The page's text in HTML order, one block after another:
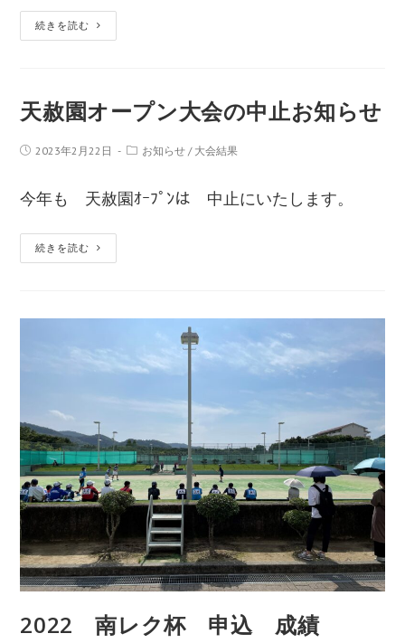
続きを読む
天赦園オープン大会の中止お知らせ
2023年2月22日 お知らせ / 大会結果
今年も 天赦園ｵｰﾌﾟﾝは 中止にいたします。
続きを読む
2022 南レク杯 申込 成績